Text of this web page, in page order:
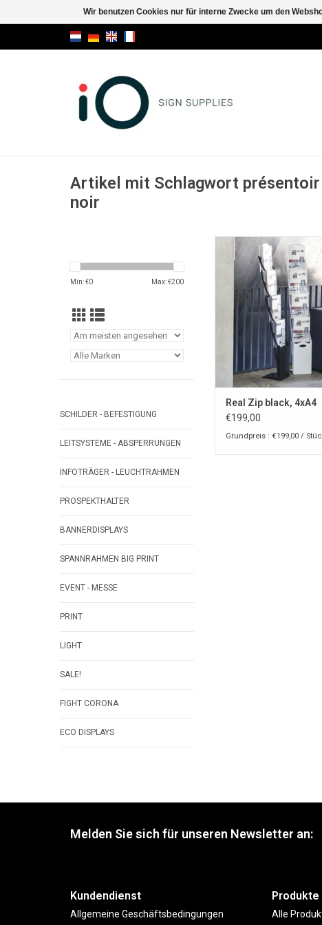
Artikel mit Schlagwort présentoir
noir
Min: €0 Max: €200
SCHILDER - BEFESTIGUNG
LEITSYSTEME - ABSPERRUNGEN
INFOTRÄGER - LEUCHTRAHMEN
PROSPEKTHALTER
BANNERDISPLAYS
SPANNRAHMEN BIG PRINT
EVENT - MESSE
PRINT
LIGHT
SALE!
FIGHT CORONA
ECO DISPLAYS
Real Zip schwarz,
Bodendisplay,
4xA4
ZUM WARENKORB
Real Zip black, 4xA4
€199,00
Grundpreis : €199,00 /
Melden Sie sich für unseren Newsletter an:
Kundendienst
Allgemeine Geschäftsbedingungen
Produkte
Alle
Wir benutzen Cookies nur für interne Zwecke um den